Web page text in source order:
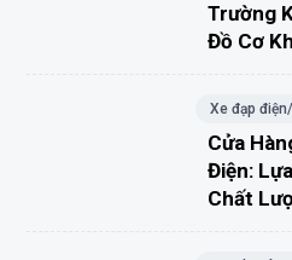
Trường
Đồ Cơ
Xe đạp
Cửa
Điện:
Chất